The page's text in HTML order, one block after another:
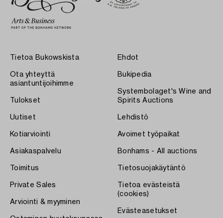
Tietoa Bukowskista
Ota yhteyttä
asiantuntijoihimme
Tulokset
Uutiset
Kotiarviointi
Asiakaspalvelu
Toimitus
Private Sales
Arviointi & myyminen
Ehdot
Bukipedia
Systembolaget's Wine and
Spirits Auctions
Lehdistö
Avoimet työpaikat
Bonhams - All auctions
Tietosuojakäytäntö
Tietoa evästeistä
(cookies)
Evästeasetukset